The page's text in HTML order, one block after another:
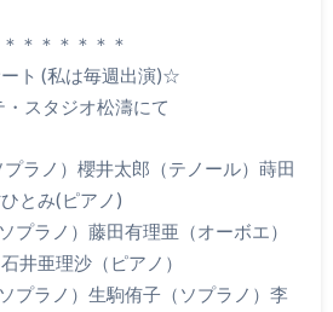
＊＊＊＊＊＊
ト (私は毎週出演)☆
スタジオ松濤にて
ラノ）櫻井太郎（テノール）蒔田
とみ(ピアノ)
ラノ）藤田有理亜（オーボエ）
井亜理沙（ピアノ）
ラノ）生駒侑子（ソプラノ）李